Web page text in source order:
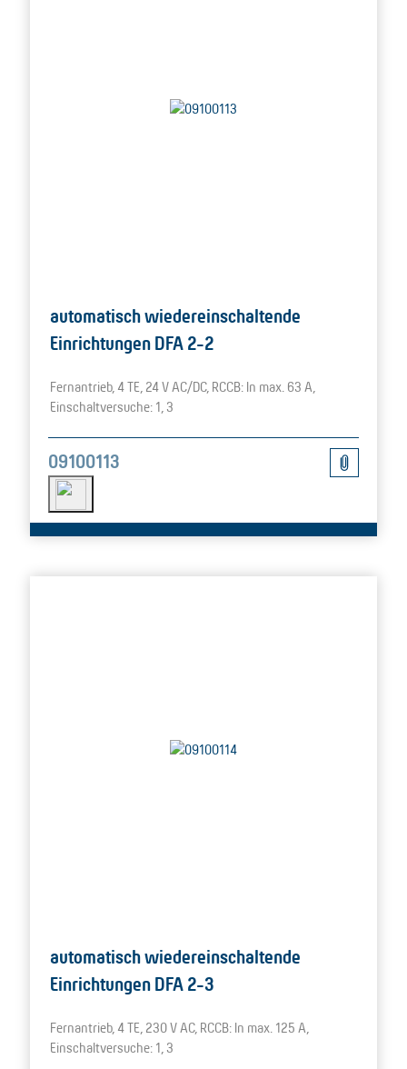
automatisch wiedereinschaltende
Einrichtungen DFA 2-2
Fernantrieb, 4 TE, 24 V AC/DC, RCCB: In max. 63 A,
Einschaltversuche: 1, 3
09100113
automatisch wiedereinschaltende
Einrichtungen DFA 2-3
Fernantrieb, 4 TE, 230 V AC, RCCB: In max. 125 A,
Einschaltversuche: 1, 3